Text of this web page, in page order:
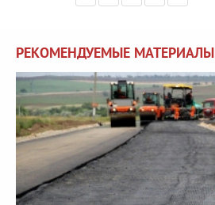
РЕКОМЕНДУЕМЫЕ МАТЕРИАЛЫ